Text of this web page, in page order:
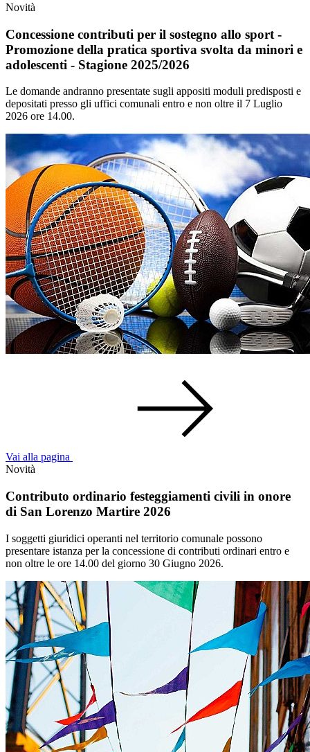
Novità
Concessione contributi per il sostegno allo sport -
Promozione della pratica sportiva svolta da minori e
adolescenti - Stagione 2025/2026
Le domande andranno presentate sugli appositi moduli predisposti e
depositati presso gli uffici comunali entro e non oltre il 7 Luglio
2026 ore 14.00.
Vai alla pagina
Novità
Contributo ordinario festeggiamenti civili in onore
di San Lorenzo Martire 2026
I soggetti giuridici operanti nel territorio comunale possono
presentare istanza per la concessione di contributi ordinari entro e
non oltre le ore 14.00 del giorno 30 Giugno 2026.